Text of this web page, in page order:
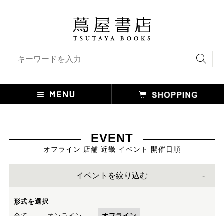
EVENT
オフライン 店舗 近畿 イベント 開催日順
イベントを絞り込む
形式を選択